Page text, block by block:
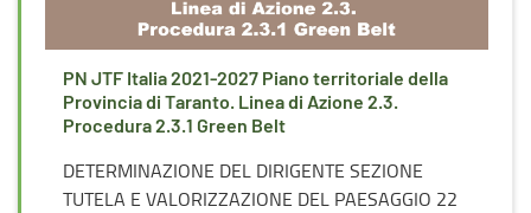
PN JTF Italia 2021-2027 Piano territoriale della
Provincia di Taranto. Linea di Azione 2.3.
Procedura 2.3.1 Green Belt
DETERMINAZIONE DEL DIRIGENTE SEZIONE
TUTELA E VALORIZZAZIONE DEL PAESAGGIO 22